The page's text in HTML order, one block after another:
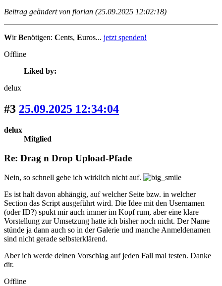
Beitrag geändert von florian (25.09.2025 12:02:18)
WirBenötigen: Cents, Euros... jetzt spenden!
Offline
Liked by:
delux
#3 25.09.2025 12:34:04
delux
Mitglied
Re: Drag n Drop Upload-Pfade
Nein, so schnell gebe ich wirklich nicht auf.
Es ist halt davon abhängig, auf welcher Seite bzw. in welcher
Section das Script ausgeführt wird. Die Idee mit den Usernamen
(oder ID?) spukt mir auch immer im Kopf rum, aber eine klare
Vorstellung zur Umsetzung hatte ich bisher noch nicht. Der Name
stünde ja dann auch so in der Galerie und manche Anmeldenamen
sind nicht gerade selbsterklärend.
Aber ich werde deinen Vorschlag auf jeden Fall mal testen. Danke
dir.
Offline